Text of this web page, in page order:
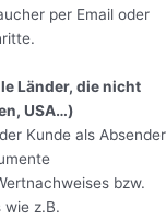
per Email oder
Länder, die nicht
USA…)
Kunde als Absender
bzw.
wie z.B.